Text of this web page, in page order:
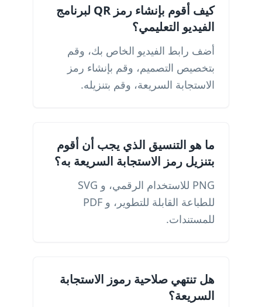
كيف أقوم بإنشاء رمز QR لبرنامج
الفيديو التعليمي؟
أضف رابط الفيديو الخاص بك، وقم
بتخصيص التصميم، وقم بإنشاء رمز
الاستجابة السريعة، وقم بتنزيله.
ما هو التنسيق الذي يجب أن أقوم
بتنزيل رمز الاستجابة السريعة به؟
PNG للاستخدام الرقمي، و SVG
للطباعة القابلة للتطوير، و PDF
للمستندات.
هل تنتهي صلاحية رموز الاستجابة
السريعة؟